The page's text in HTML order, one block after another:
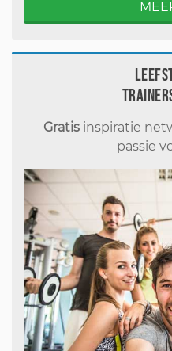
Gratis inspiratie
passie